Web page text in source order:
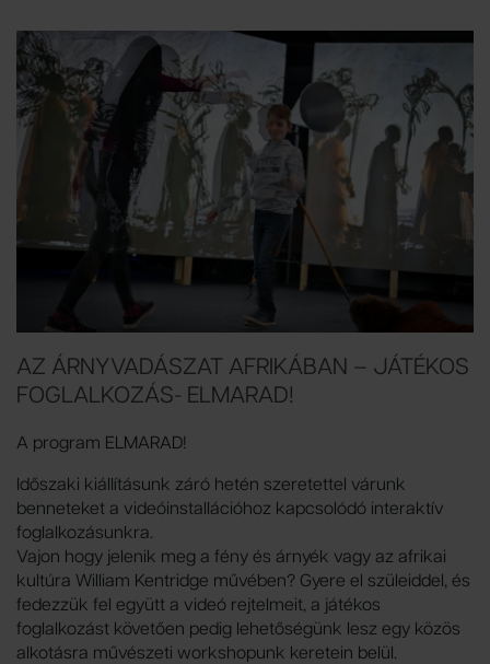
AZ ÁRNYVADÁSZAT AFRIKÁBAN – JÁTÉKOS
FOGLALKOZÁS- ELMARAD!
A program ELMARAD!
Időszaki kiállításunk záró hetén szeretettel várunk
benneteket a videóinstallációhoz kapcsolódó interaktív
foglalkozásunkra.
Vajon hogy jelenik meg a fény és árnyék vagy az afrikai
kultúra William Kentridge művében? Gyere el szüleiddel, és
fedezzük fel együtt a videó rejtelmeit, a játékos
foglalkozást követően pedig lehetőségünk lesz egy közös
alkotásra művészeti workshopunk keretein belül.